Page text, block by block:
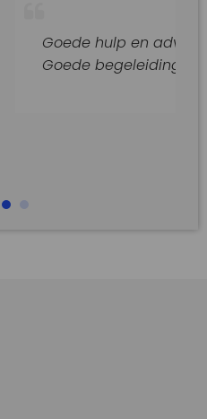
hulp en adviezen.
begeleiding van dit